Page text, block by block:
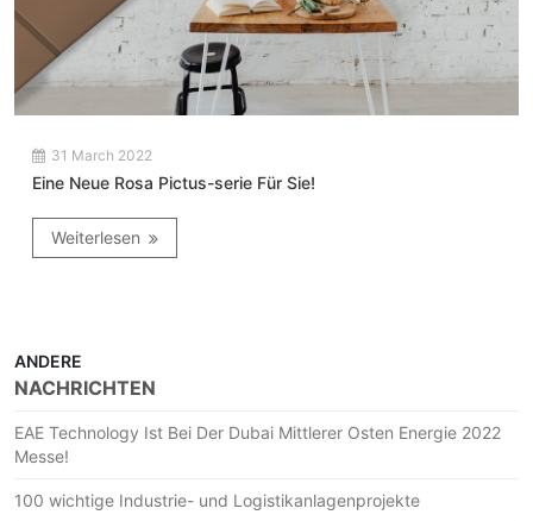
31 March 2022
Eine Neue Rosa Pictus-serie Für Sie!
Weiterlesen
ANDERE
NACHRICHTEN
EAE Technology Ist Bei Der Dubai Mittlerer Osten Energie 2022
Messe!
100 wichtige Industrie- und Logistikanlagenprojekte